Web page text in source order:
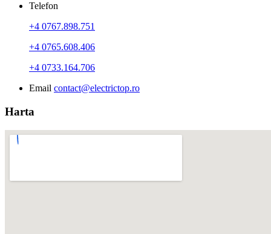
Telefon
+4 0767.898.751
+4 0765.608.406
+4 0733.164.706
Email contact@electrictop.ro
Harta